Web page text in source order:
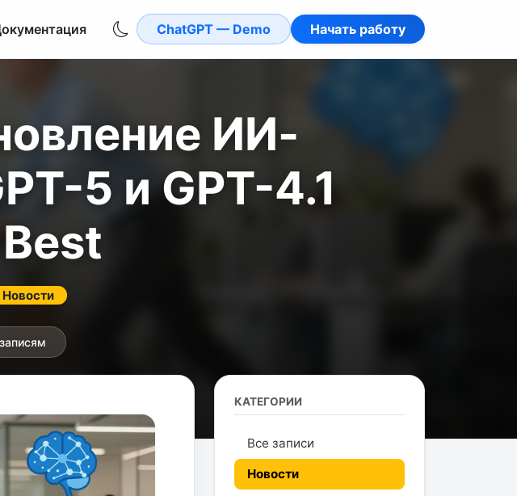
ChatGPT — Demo Начать работу
ИИ-
5 и GPT-4.1
Новости
КАТЕГОРИИ
Все записи
Новости